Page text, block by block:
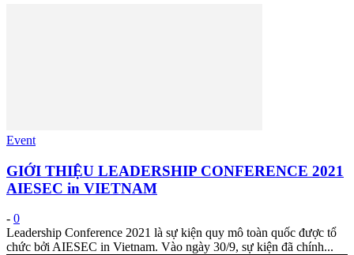
Event
GIỚI THIỆU LEADERSHIP CONFERENCE 2021
AIESEC in VIETNAM
- 0
Leadership Conference 2021 là sự kiện quy mô toàn quốc được tổ
chức bởi AIESEC in Vietnam. Vào ngày 30/9, sự kiện đã chính...